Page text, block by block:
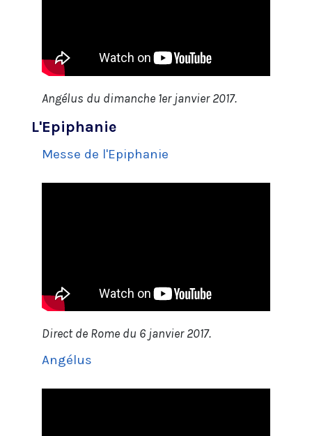
Angélus du dimanche 1er janvier 2017.
L'Epiphanie
Messe de l'Epiphanie
Direct de Rome du 6 janvier 2017.
Angélus